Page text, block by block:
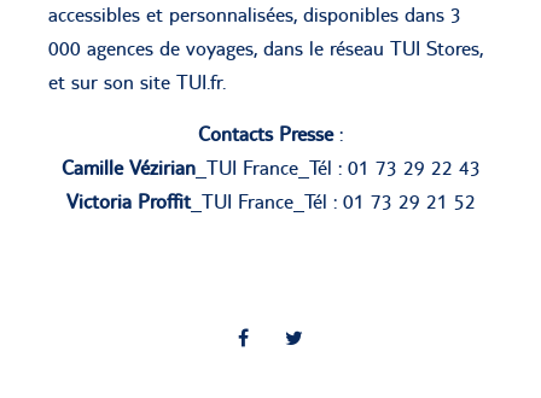
accessibles et personnalisées, disponibles dans 3
000 agences de voyages, dans le réseau TUI Stores,
et sur son site TUI.fr.
Contacts Presse :
Camille Vézirian_TUI France_Tél : 01 73 29 22 43
Victoria Proffit_TUI France_Tél : 01 73 29 21 52